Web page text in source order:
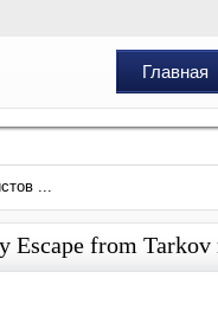
Главная
...
Escape from